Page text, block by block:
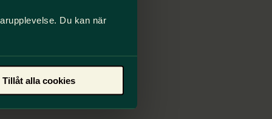
Du kan när
Tillåt alla cookies